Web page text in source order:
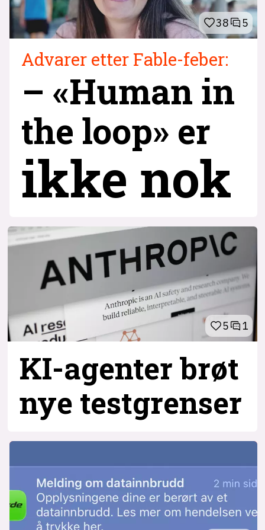
38 5
Advarer etter Fable-feber:
– «Human in
the loop» er
ikke nok
5 1
KI-agenter brøt
nye testgrenser